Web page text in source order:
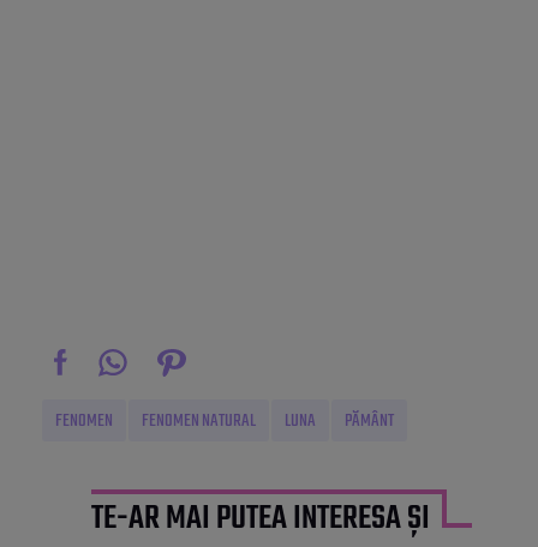
FENOMEN FENOMEN NATURAL LUNA PĂMÂNT
TE-AR MAI PUTEA INTERESA ȘI